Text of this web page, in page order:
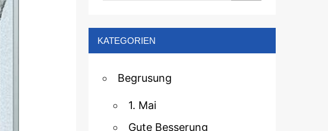
KATEGORIEN
Begrusung
1. Mai
Gute Besserung